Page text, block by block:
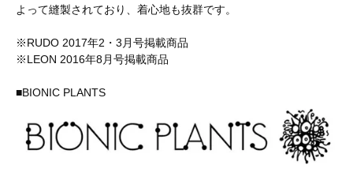
よって縫製されており、着心地も抜群です。
※RUDO 2017年2・3月号掲載商品
※LEON 2016年8月号掲載商品
■BIONIC PLANTS